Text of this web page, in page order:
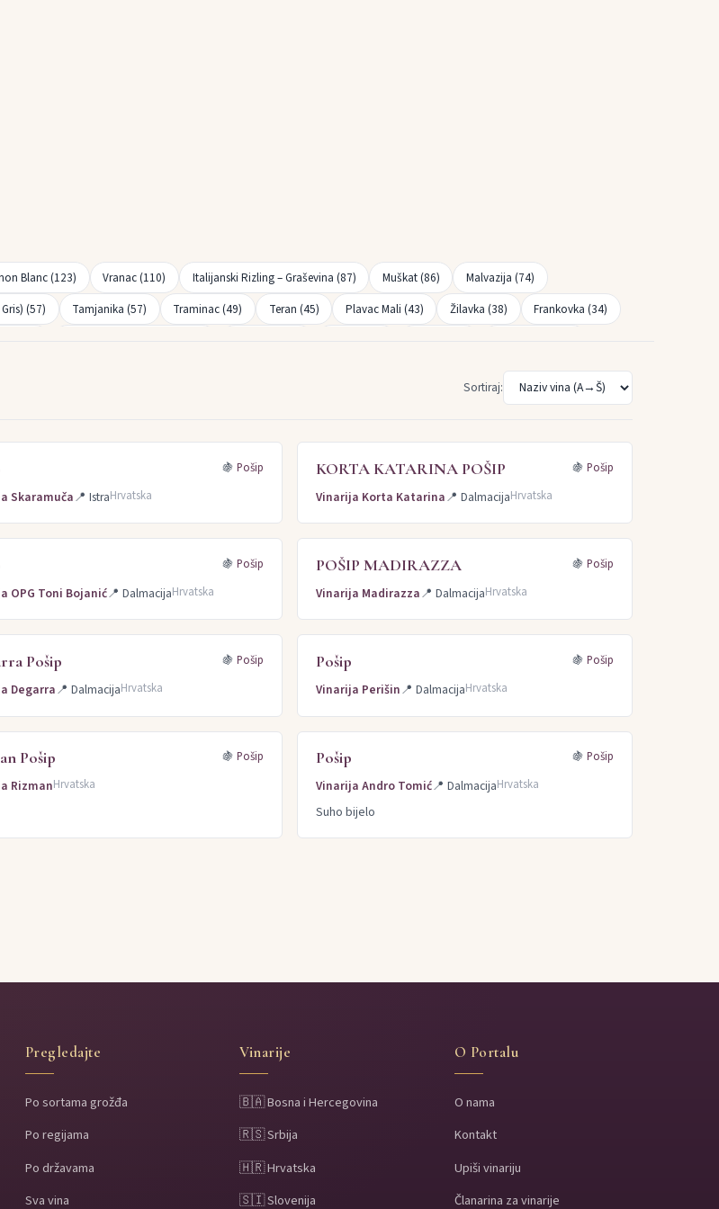
Blanc (123) Vranac (110) Italijanski Rizling – Graševina (87) Muškat (86)
Malvazija (74)
(57) Tamjanika (57) Traminac (49) Teran (45) Plavac Mali (43) Žilavka (38)
Frankovka (34)
Rkaciteli (6)
Merlo (4)
Krstač (3)
Malvazija istarska, Teran (2) Malvazija Istarska (2)
Muškat žuti (2)
Sortiraj:
🍇 Pošip
Skaramuča📍IstraHrvatska
KORTA KATARINA POŠIP 🍇 Pošip
Vinarija Korta Katarina📍 DalmacijaHrvatska
🍇 Pošip
OPG Toni Bojanić📍DalmacijaHrvatska
POŠIP MADIRAZZA 🍇 Pošip
Vinarija Madirazza📍 DalmacijaHrvatska
Pošip 🍇 Pošip
Degarra📍DalmacijaHrvatska
Pošip 🍇 Pošip
Vinarija Perišin📍 DalmacijaHrvatska
Pošip 🍇 Pošip
RizmanHrvatska
Pošip 🍇 Pošip
Vinarija Andro Tomić📍 DalmacijaHrvatska
Suho bijelo
Pregledajte
Po sortama grožđa
Po regijama
Po državama
Sva vina
Vinarije
🇧🇦 Bosna i Hercegovina
🇷🇸 Srbija
🇭🇷 Hrvatska
🇸🇮 Slovenija
O Portalu
O nama
Kontakt
Upiši vinariju
Članarina za vinarije